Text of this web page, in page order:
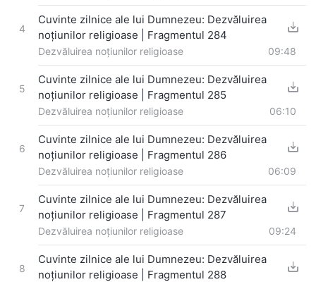
4
Cuvinte zilnice ale lui Dumnezeu: Dezvăluirea
noțiunilor religioase | Fragmentul 284
Dezvăluirea noțiunilor religioase 09:48
5
Cuvinte zilnice ale lui Dumnezeu: Dezvăluirea
noțiunilor religioase | Fragmentul 285
Dezvăluirea noțiunilor religioase 06:10
6
Cuvinte zilnice ale lui Dumnezeu: Dezvăluirea
noțiunilor religioase | Fragmentul 286
Dezvăluirea noțiunilor religioase 06:09
7
Cuvinte zilnice ale lui Dumnezeu: Dezvăluirea
noțiunilor religioase | Fragmentul 287
Dezvăluirea noțiunilor religioase 09:24
8
Cuvinte zilnice ale lui Dumnezeu: Dezvăluirea
noțiunilor religioase | Fragmentul 288